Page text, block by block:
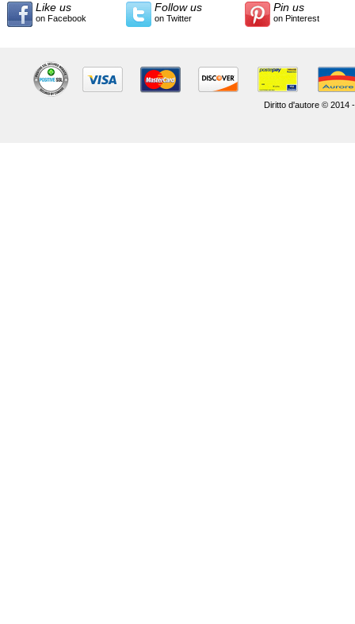
Like us
on Facebook
Follow us
on Twitter
Pin us
on Pinterest
Diritto d'autore © 2014